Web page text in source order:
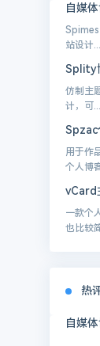
自媒
Spimes
站设计
Splity
仿制主
计，可
Spzac
用于作
个人博
vCard
一款个
也比较
热
自媒